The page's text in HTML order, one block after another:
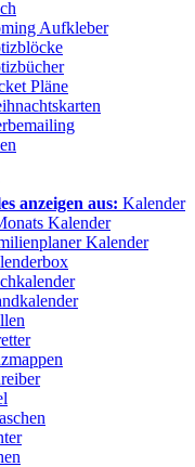
Aufkleber
Pläne
anzeigen aus: Kalender
Kalender
Kalender